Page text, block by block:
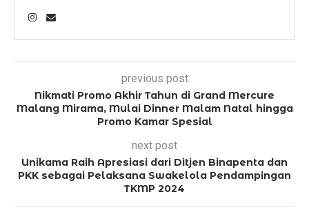
previous post
Nikmati Promo Akhir Tahun di Grand Mercure
Malang Mirama, Mulai Dinner Malam Natal hingga
Promo Kamar Spesial
next post
Unikama Raih Apresiasi dari Ditjen Binapenta dan
PKK sebagai Pelaksana Swakelola Pendampingan
TKMP 2024